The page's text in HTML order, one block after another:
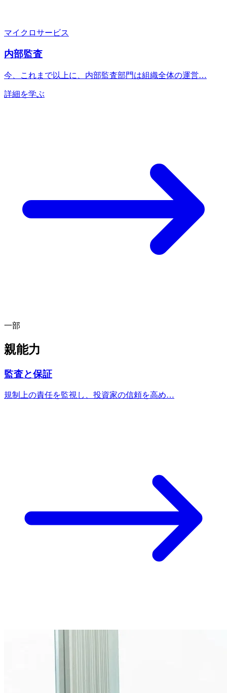
マイクロサービス
内部監査
今、これまで以上に、内部監査部門は組織全体の運営…
詳細を学ぶ
一部
親能力
監査と保証
規制上の責任を監視し、投資家の信頼を高め…